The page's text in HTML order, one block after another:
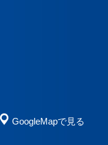
GoogleMapで見る